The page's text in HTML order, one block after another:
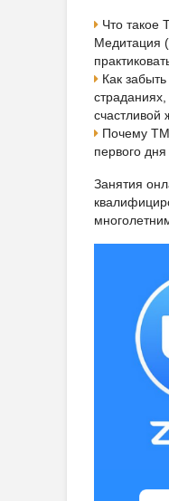
Что такое
Медитация
Как
страданиях,
Почему ТМ
первого дня
Занятия